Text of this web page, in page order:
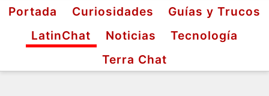
Portada Curiosidades
Guías y Trucos
LatinChat
Noticias
Tecnología
Terra Chat